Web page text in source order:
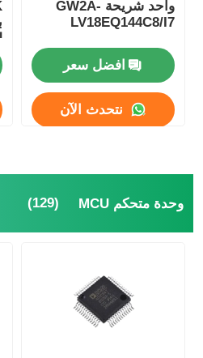
مكونات الكترونية
وحدة الطاقة
واحد شريحة GW2A-
LV18EQ144C8/I7
افضل سعر
نتحدث الآن
وحدة متحكم MCU (129)